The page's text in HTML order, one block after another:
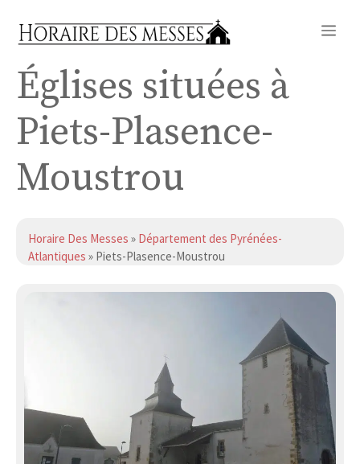
Églises situées à
Piets-Plasence-
Moustrou
Horaire Des Messes » Département des Pyrénées-
Atlantiques » Piets-Plasence-Moustrou